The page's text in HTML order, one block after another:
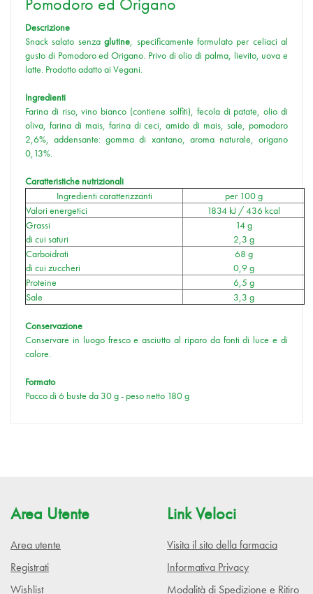
Descrizione
Snack salato senzaglutine, specificamente formulato per celiaci al
gusto di Pomodoro ed Origano. Privo di olio di palma, lievito, uova e
latte. Prodotto adatto ai Vegani.
Ingredienti
Farina di riso, vino bianco (contiene solfiti), fecola di patate, olio di
oliva, farina di mais, farina di ceci, amido di mais, sale, pomodoro
2,6%, addensante: gomma di xantano, aroma naturale, origano
0,13%.
Caratteristiche nutrizionali
Ingredienti caratterizzanti
per 100 g
Valori energetici
1834 kJ / 436 kcal
Grassi
di cui saturi
14 g
2,3 g
Carboidrati
di cui zuccheri
68 g
0,9 g
Proteine
6,5 g
Sale
3,3 g
Conservazione
Conservare in luogo fresco e asciutto al riparo da fonti di luce e di
calore.
Formato
Pacco di 6 buste da 30 g - peso netto 180 g
Area Utente
Area utente
Registrati
Wishlist
Link Veloci
Visita il sito della farmacia
Informativa Privacy
Modalità di Spedizione e Ritiro